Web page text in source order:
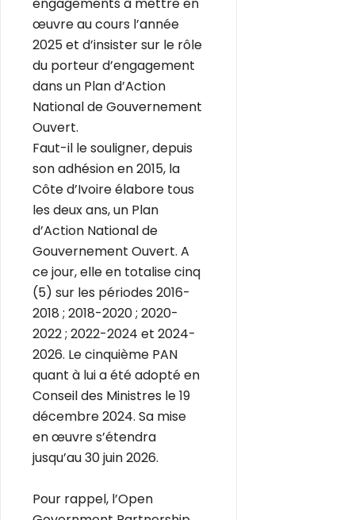
engagements à mettre en
œuvre au cours l’année
2025 et d’insister sur le rôle
du porteur d’engagement
dans un Plan d’Action
National de Gouvernement
Ouvert.
Faut-il le souligner, depuis
son adhésion en 2015, la
Côte d’Ivoire élabore tous
les deux ans, un Plan
d’Action National de
Gouvernement Ouvert. A
ce jour, elle en totalise cinq
(5) sur les périodes 2016-
2018 ; 2018-2020 ; 2020-
2022 ; 2022-2024 et 2024-
2026. Le cinquième PAN
quant à lui a été adopté en
Conseil des Ministres le 19
décembre 2024. Sa mise
en œuvre s’étendra
jusqu’au 30 juin 2026.
Pour rappel, l’Open